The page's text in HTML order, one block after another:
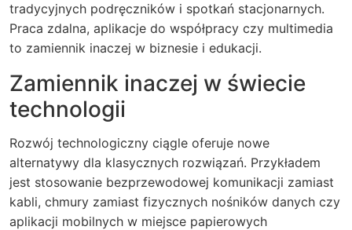
tradycyjnych podręczników i spotkań stacjonarnych.
Praca zdalna, aplikacje do współpracy czy multimedia
to zamiennik inaczej w biznesie i edukacji.
Zamiennik inaczej w świecie
technologii
Rozwój technologiczny ciągle oferuje nowe
alternatywy dla klasycznych rozwiązań. Przykładem
jest stosowanie bezprzewodowej komunikacji zamiast
kabli, chmury zamiast fizycznych nośników danych czy
aplikacji mobilnych w miejsce papierowych